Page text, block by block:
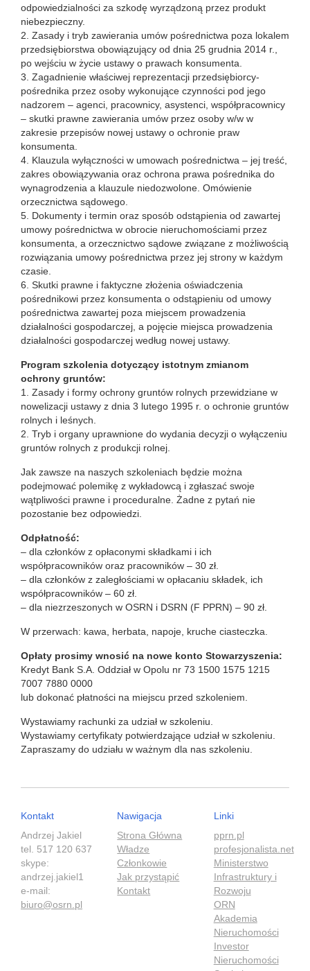
odpowiedzialności za szkodę wyrządzoną przez produkt
niebezpieczny.
2. Zasady i tryb zawierania umów pośrednictwa poza lokalem
przedsiębiorstwa obowiązujący od dnia 25 grudnia 2014 r.,
po wejściu w życie ustawy o prawach konsumenta.
3. Zagadnienie właściwej reprezentacji przedsiębiorcy-
pośrednika przez osoby wykonujące czynności pod jego
nadzorem – agenci, pracownicy, asystenci, współpracownicy
– skutki prawne zawierania umów przez osoby w/w w
zakresie przepisów nowej ustawy o ochronie praw
konsumenta.
4. Klauzula wyłączności w umowach pośrednictwa – jej treść,
zakres obowiązywania oraz ochrona prawa pośrednika do
wynagrodzenia a klauzule niedozwolone. Omówienie
orzecznictwa sądowego.
5. Dokumenty i termin oraz sposób odstąpienia od zawartej
umowy pośrednictwa w obrocie nieruchomościami przez
konsumenta, a orzecznictwo sądowe związane z możliwością
rozwiązania umowy pośrednictwa przez jej strony w każdym
czasie.
6. Skutki prawne i faktyczne złożenia oświadczenia
pośrednikowi przez konsumenta o odstąpieniu od umowy
pośrednictwa zawartej poza miejscem prowadzenia
działalności gospodarczej, a pojęcie miejsca prowadzenia
działalności gospodarczej według nowej ustawy.
Program szkolenia dotyczący istotnym zmianom
ochrony gruntów:
1. Zasady i formy ochrony gruntów rolnych przewidziane w
nowelizacji ustawy z dnia 3 lutego 1995 r. o ochronie gruntów
rolnych i leśnych.
2. Tryb i organy uprawnione do wydania decyzji o wyłączeniu
gruntów rolnych z produkcji rolnej.
Jak zawsze na naszych szkoleniach będzie można
podejmować polemikę z wykładowcą i zgłaszać swoje
wątpliwości prawne i proceduralne. Żadne z pytań nie
pozostanie bez odpowiedzi.
Odpłatność:
– dla członków z opłaconymi składkami i ich
współpracowników oraz pracowników – 30 zł.
– dla członków z zaległościami w opłacaniu składek, ich
współpracowników – 60 zł.
– dla niezrzeszonych w OSRN i DSRN (F PPRN) – 90 zł.
W przerwach: kawa, herbata, napoje, kruche ciasteczka.
Opłaty prosimy wnosić na nowe konto Stowarzyszenia:
Kredyt Bank S.A. Oddział w Opolu nr 73 1500 1575 1215
7007 7880 0000
lub dokonać płatności na miejscu przed szkoleniem.
Wystawiamy rachunki za udział w szkoleniu.
Wystawiamy certyfikaty potwierdzające udział w szkoleniu.
Zapraszamy do udziału w ważnym dla nas szkoleniu.
Kontakt
Andrzej Jakiel
tel. 517 120 637
skype:
andrzej.jakiel1
e-mail:
biuro@osrn.pl
Nawigacja
Strona Główna
Władze
Członkowie
Jak przystąpić
Kontakt
Linki
pprn.pl
profesjonalista.net
Ministerstwo
Infrastruktury i
Rozwoju
ORN
Akademia
Nieruchomości
Investor
Nieruchomości